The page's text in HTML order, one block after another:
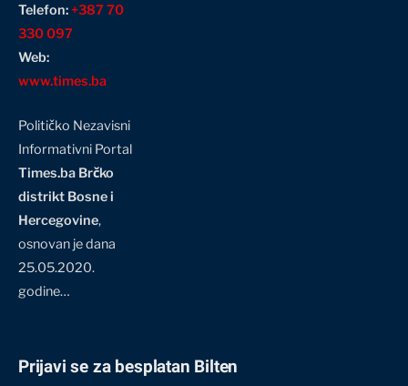
Telefon:+387 70
330 097
Web:
www.times.ba
Političko Nezavisni
Informativni Portal
Times.ba Brčko
distrikt Bosne i
Hercegovine,
osnovan je dana
25.05.2020.
godine…
Prijavi se za besplatan Bilten